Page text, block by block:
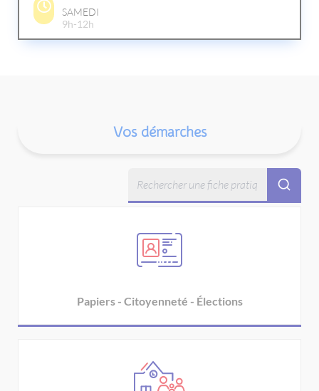
SAMEDI
9h-12h
Vos démarches
Papiers - Citoyenneté - Élections